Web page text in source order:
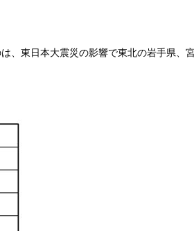
、東日本大震災の影響で東北の岩手県、